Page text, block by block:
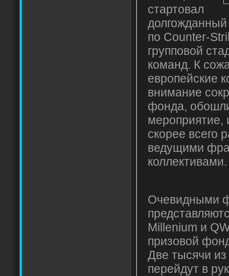
стартовал
по Counter-
групповой
команд. К
европейские
внимание
фонда,
мероприятие,
скорее всего
ведущими
коллективами.
Очевидными
Millenium и
призовой
Две тысячи из
перейдут в